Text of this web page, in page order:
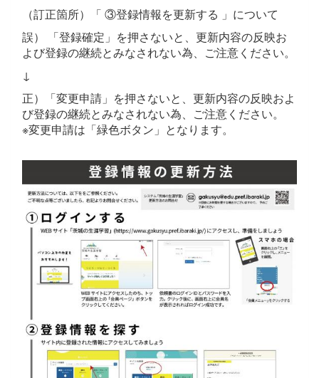
（訂正箇所）「 ③登録情報を更新する 」について
誤） 「登録確定」を押さないと、更新内容の反映お
よび登録の継続とみなされない為、ご注意ください。
↓
正）「変更申請」を押さないと、更新内容の反映およ
び登録の継続とみなされない為、ご注意ください。
※変更申請は「緑色ボタン」となります。